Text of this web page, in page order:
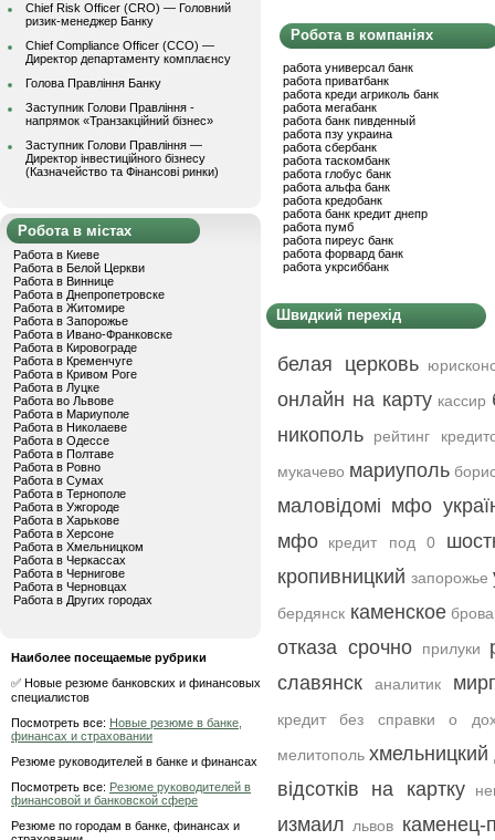
Chief Risk Officer (CRO) — Головний
ризик-менеджер Банку
Chief Compliance Officer (CCO) —
Директор департаменту комплаєнсу
Голова Правління Банку
Заступник Голови Правління -
напрямок «Транзакційний бізнес»
Заступник Голови Правління —
Директор інвестиційного бізнесу
(Казначейство та Фінансові ринки)
Робота в містах
Работа в Киеве
Работа в Белой Церкви
Работа в Виннице
Работа в Днепропетровске
Работа в Житомире
Работа в Запорожье
Работа в Ивано-Франковске
Работа в Кировограде
Работа в Кременчуге
Работа в Кривом Роге
Работа в Луцке
Работа во Львове
Работа в Мариуполе
Работа в Николаеве
Работа в Одессе
Работа в Полтаве
Работа в Ровно
Работа в Сумах
Работа в Тернополе
Работа в Ужгороде
Работа в Харькове
Работа в Херсоне
Работа в Хмельницком
Работа в Черкассах
Работа в Чернигове
Работа в Черновцах
Работа в Других городах
Наиболее посещаемые рубрики
✅ Новые резюме банковских и финансовых
специалистов
Посмотреть все: Новые резюме в банке,
финансах и страховании
Резюме руководителей в банке и финансах
Посмотреть все: Резюме руководителей в
финансовой и банковской сфере
Резюме по городам в банке, финансах и
Робота в компаніях
работа универсал банк
работа приватбанк
работа креди агриколь банк
работа мегабанк
работа банк пивденный
работа пзу украина
работа сбербанк
работа таскомбанк
работа глобус банк
работа альфа банк
работа кредобанк
работа банк кредит днепр
работа пумб
работа пиреус банк
работа форвард банк
работа укрсиббанк
Швидкий перехід
белая церковь
онлайн на карту кассир
никополь
рейтинг
мукачево мариуполь
маловідомі мфо
мфо
кредит под 0
кропивницкий запорожье
бердянск каменское
отказа срочно прилуки
славянск
аналитик
кредит без справки о
мелитополь хмельницкий
відсотків на картку
измаил львов каменец-